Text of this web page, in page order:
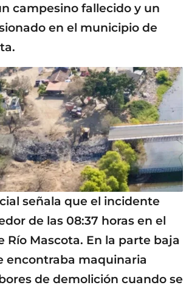
campesino fallecido y un
en el municipio de
señala que el incidente
de las 08:37 horas en el
Río Mascota. En la parte baja
encontraba maquinaria
de demolición cuando se